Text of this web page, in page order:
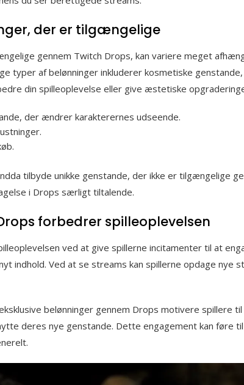
der er tilgængelige
gennem Twitch Drops, kan variere meget
typer af belønninger inkluderer kosmetiske
din spilleoplevelse eller give æstetiske
der ændrer karakterernes udseende.
tilbyde unikke genstande, der ikke er tilgængelige
i Drops særligt tiltalende.
forbedrer spilleoplevelsen
ved at give spillerne incitamenter til at
indhold. Ved at se streams kan spillerne opdage nye
belønninger gennem Drops motivere spillere
deres nye genstande. Dette engagement kan føre